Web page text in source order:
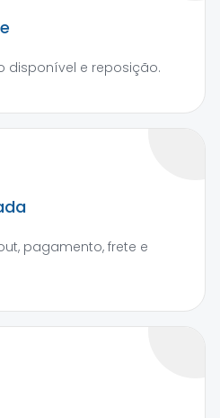
disponível e reposição.
pagamento, frete e